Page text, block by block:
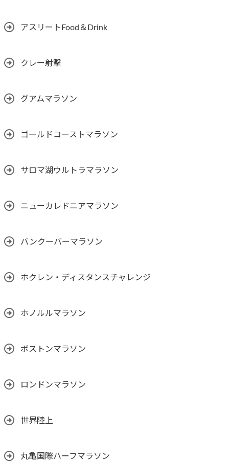
アスリートFood＆Drink
クレー射撃
グアムマラソン
ゴールドコーストマラソン
サロマ湖ウルトラマラソン
ニューカレドニアマラソン
バンクーバーマラソン
ホクレン・ディスタンスチャレンジ
ホノルルマラソン
ボストンマラソン
ロンドンマラソン
世界陸上
丸亀国際ハーフマラソン